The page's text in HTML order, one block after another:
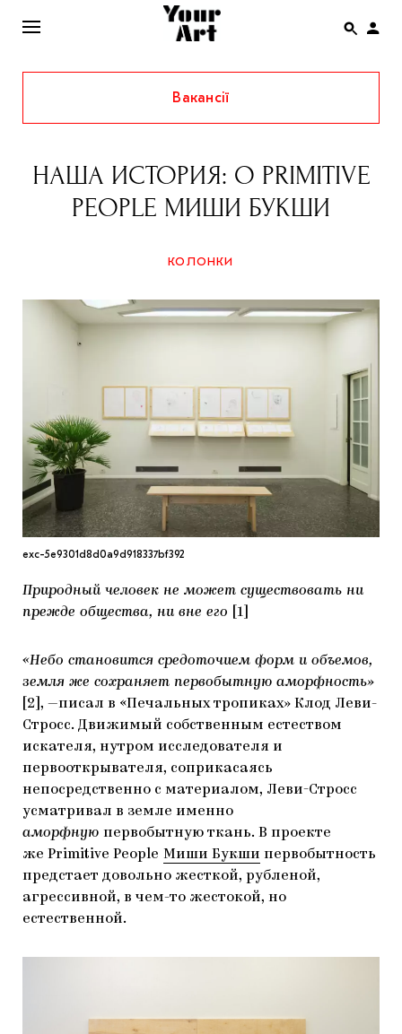
ENG
НОВИНИ
АФІША
ІНТЕРВ’Ю
СПЕЦПРОЄКТИ
THE UKRAINIAN PAVILION AT VENICE BIENNALE
МАРІУПОЛЬСЬКІ МАРГІНАЛІЇ
ДОСЛІДНИЦЬКА ПЛАТФОРМА
ЗАПАЛЕННЯ
CARPATHIAN CULT ПРО РІЗДВЯНІ СВЯТА
Вакансії
НАША​ ИСТОРИЯ: О ​PRIMITIVE
PEOPLE​ МИШИ БУКШИ
КОЛОНКИ
exc-5e9301d8d0a9d918337bf392
Природный человек не может существовать ни
прежде общества, ни вне его
[1]
«Небо становится средоточием форм и объемов,
земля же сохраняет первобытную аморфность»
[2], —писал в «Печальных тропиках» Клод Леви-
Стросс. Движимый собственным естеством
искателя, нутром исследователя и
первооткрывателя, соприкасаясь
непосредственно с материалом, Леви-Стросс
усматривал в земле именно
аморфную первобытную ткань. В проекте
же Primitive People Миши Букши первобытность
предстает довольно жесткой, рубленой,
агрессивной, в чем-то жестокой, но
естественной.